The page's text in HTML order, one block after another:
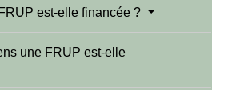
est-elle financée ?
une FRUP est-elle